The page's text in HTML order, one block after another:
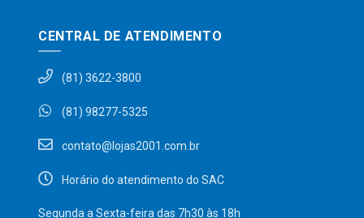
CENTRAL DE ATENDIMENTO
(81) 3622-3800
(81) 98277-5325
contato@lojas2001.com.br
Horário do atendimento do SAC
Segunda a Sexta-feira das 7h30 às 18h